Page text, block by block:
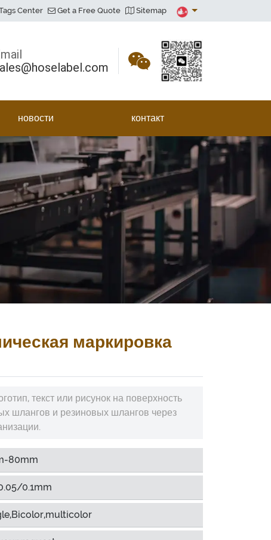
Center Get a Free Quote Sitemap
новости контакт
маркировка
текст или рисунок на поверхность
шлангов и резиновых шлангов через
80mm
0.1mm